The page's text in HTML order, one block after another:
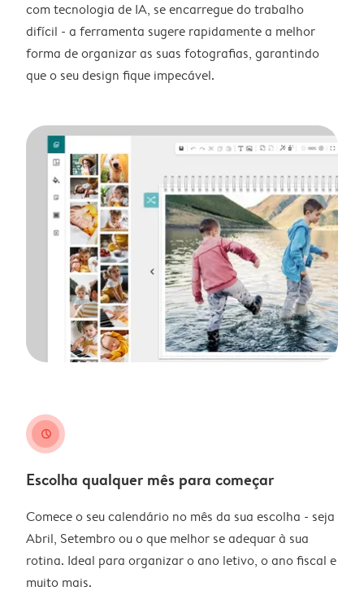
com tecnologia de IA, se encarregue do trabalho
difícil - a ferramenta sugere rapidamente a melhor
forma de organizar as suas fotografias, garantindo
que o seu design fique impecável.
clock
Escolha qualquer mês para começar
Comece o seu calendário no mês da sua escolha - seja
Abril, Setembro ou o que melhor se adequar à sua
rotina. Ideal para organizar o ano letivo, o ano fiscal e
muito mais.